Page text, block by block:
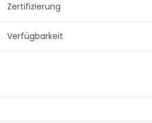
Zertifizierung
Verfügbarkeit